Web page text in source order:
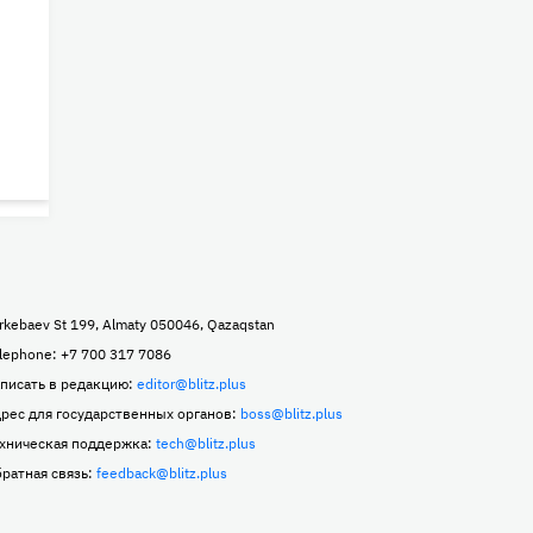
St 199, Almaty 050046, Qazaqstan
+7 700 317 7086
в редакцию: editor@blitz.plus
для государственных органов: boss@blitz.plus
поддержка: tech@blitz.plus
связь: feedback@blitz.plus